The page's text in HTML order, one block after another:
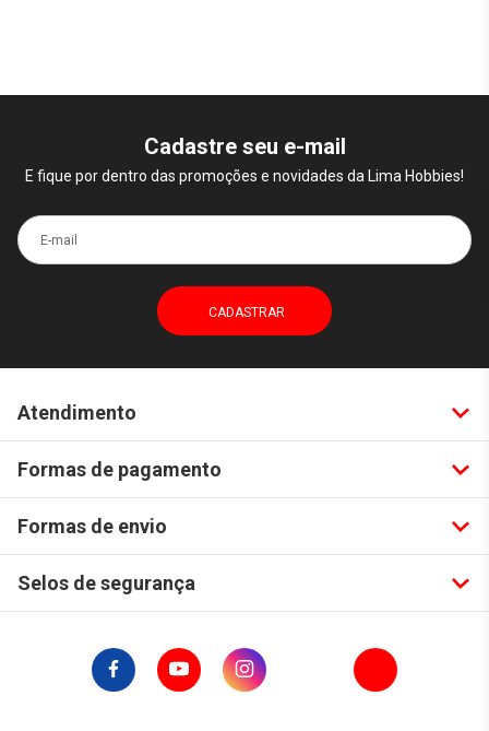
Cadastre seu e-mail
E fique por dentro das promoções e novidades da Lima Hobbies!
E-mail
Atendimento
Formas de pagamento
Formas de envio
Selos de segurança